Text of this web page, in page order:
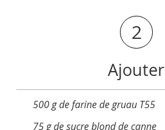
2
Ajouter
500 g de farine de gruau T55
75 g de sucre blond de canne